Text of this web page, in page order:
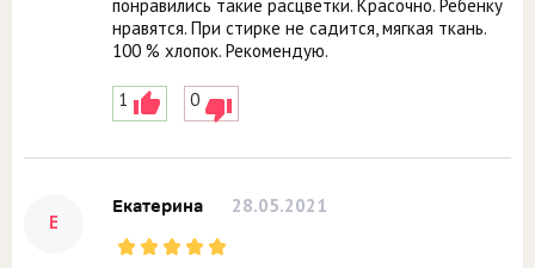
понравились такие расцветки. Красочно. Ребенку
нравятся. При стирке не садится, мягкая ткань.
100 % хлопок. Рекомендую.
1 0
Е
Екатерина 28.05.2021